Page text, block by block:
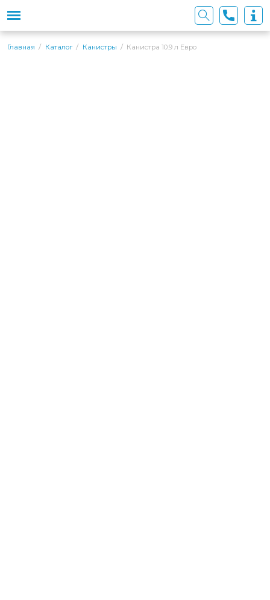
Главная Каталог Канистры Канистра 10.9 л Евро